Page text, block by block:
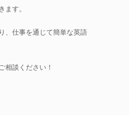
ます。
、仕事を通じて簡単な英語
相談ください！